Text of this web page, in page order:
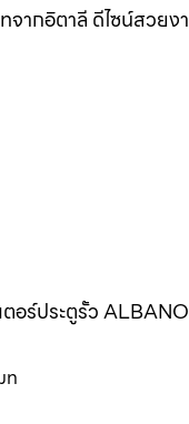
ากอิตาลี ดีไซน์สวยง
ร์ประตูรั้ว
ท